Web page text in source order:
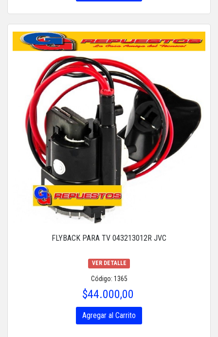
FLYBACK PARA TV 043213012R JVC
VER DETALLE
Código: 1365
$44.000,00
Agregar al Carrito